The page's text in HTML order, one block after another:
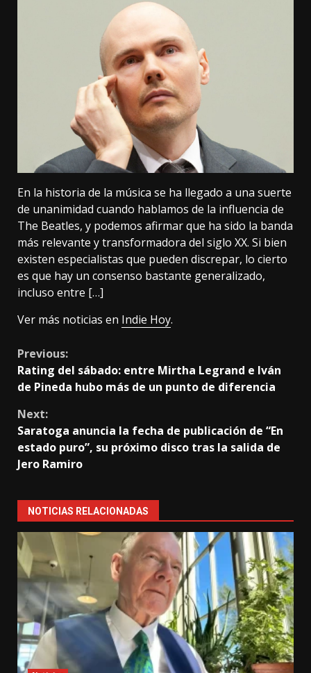
En la historia de la música se ha llegado a una suerte
de unanimidad cuando hablamos de la influencia de
The Beatles, y podemos afirmar que ha sido la banda
más relevante y transformadora del siglo XX. Si bien
existen especialistas que pueden discrepar, lo cierto
es que hay un consenso bastante generalizado,
incluso entre […]
Ver más noticias en Indie Hoy.
Continue
Reading
Previous:
Rating del sábado: entre Mirtha Legrand e Iván
de Pineda hubo más de un punto de diferencia
Next:
Saratoga anuncia la fecha de publicación de “En
estado puro”, su próximo disco tras la salida de
Jero Ramiro
NOTICIAS RELACIONADAS